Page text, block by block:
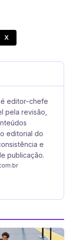
X
editor-chefe
pela revisão,
editorial do
e
publicação.